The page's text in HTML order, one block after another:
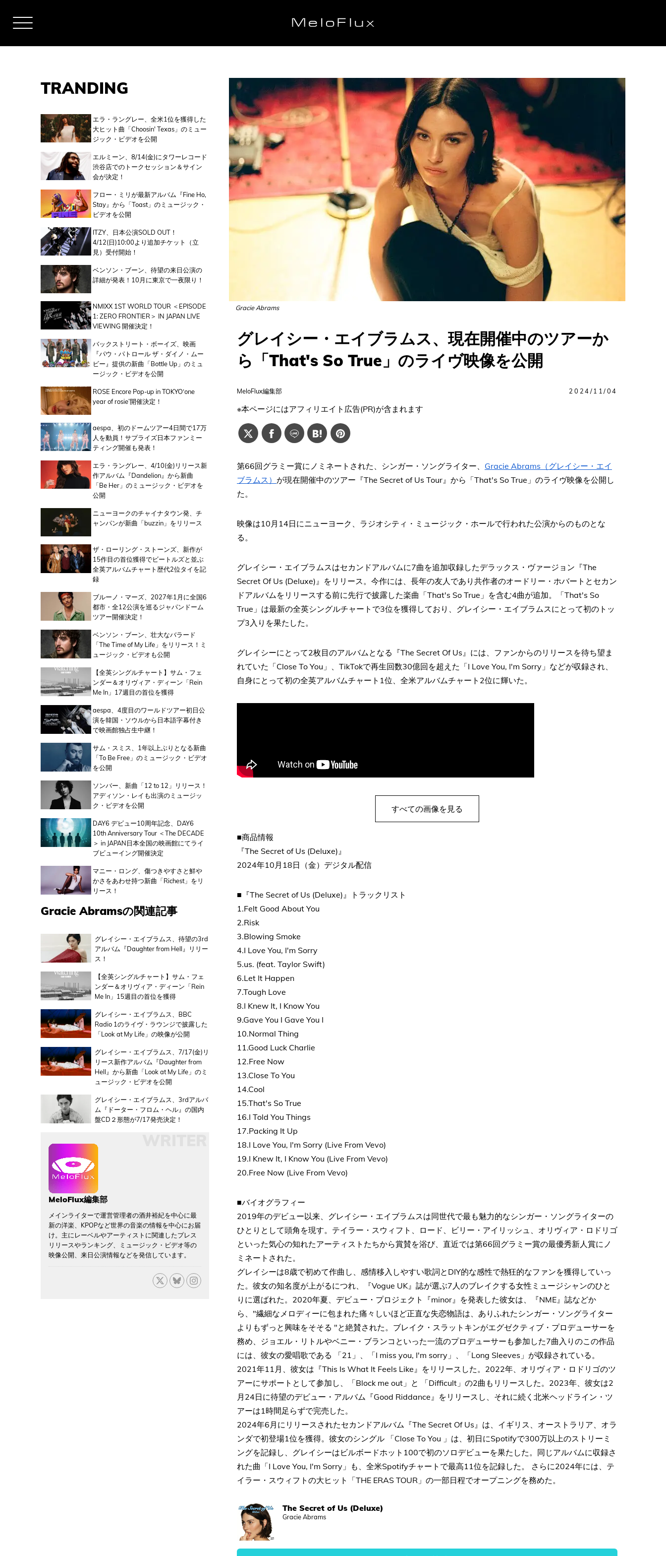
Gracie Abrams
グレイシー・エイブラムス、現在開催中のツアーか
ら「That's So True」のライヴ映像を公開
MeloFlux編集部 2024/11/04
※本ページにはアフィリエイト広告(PR)が含まれます
第66回グラミー賞にノミネートされた、シンガー・ソングライター、 Gracie Abrams（グレイシー・エイ
ブラムス） が現在開催中のツアー『The Secret of Us Tour』から「That's So True」のライヴ映像を公開し
た。
映像は10月14日にニューヨーク、ラジオシティ・ミュージック・ホールで行われた公演からのものとな
る。
グレイシー・エイブラムスはセカンドアルバムに7曲を追加収録したデラックス・ヴァージョン『The
Secret Of Us (Deluxe)』をリリース。今作には、長年の友人であり共作者のオードリー・ホバートとセカン
ドアルバムをリリースする前に先行で披露した楽曲「That's So True」を含む4曲が追加。「That's So
True」は最新の全英シングルチャートで3位を獲得しており、グレイシー・エイブラムスにとって初のトッ
プ3入りを果たした。
グレイシーにとって2枚目のアルバムとなる『The Secret Of Us』には、ファンからのリリースを待ち望ま
れていた「Close To You」、TikTokで再生回数30億回を超えた「I Love You, I'm Sorry」などが収録され、
自身にとって初の全英アルバムチャート1位、全米アルバムチャート2位に輝いた。
すべての画像を見る
■商品情報
『The Secret of Us (Deluxe)』
2024年10月18日（金）デジタル配信
■『The Secret of Us (Deluxe)』トラックリスト
1.Felt Good About You
2.Risk
3.Blowing Smoke
4.I Love You, I'm Sorry
5.us. (feat. Taylor Swift)
6.Let It Happen
7.Tough Love
8.I Knew It, I Know You
9.Gave You I Gave You I
10.Normal Thing
11.Good Luck Charlie
12.Free Now
13.Close To You
14.Cool
15.That's So True
16.I Told You Things
17.Packing It Up
18.I Love You, I'm Sorry (Live From Vevo)
19.I Knew It, I Know You (Live From Vevo)
20.Free Now (Live From Vevo)
■バイオグラフィー
2019年のデビュー以来、グレイシー・エイブラムスは同世代で最も魅力的なシンガー・ソングライターの
ひとりとして頭角を現す。テイラー・スウィフト、ロード、ビリー・アイリッシュ、オリヴィア・ロドリゴ
といった気心の知れたアーティストたちから賞賛を浴び、直近では第66回グラミー賞の最優秀新人賞にノ
ミネートされた。
グレイシーは8歳で初めて作曲し、感情移入しやすい歌詞とDIY的な感性で熱狂的なファンを獲得していっ
た。彼女の知名度が上がるにつれ、『Vogue UK』誌が選ぶ7人のブレイクする女性ミュージシャンのひと
りに選ばれた。2020年夏、デビュー・プロジェクト『minor』を発表した彼女は、『NME』誌などか
ら、"繊細なメロディーに包まれた痛々しいほど正直な失恋物語は、ありふれたシンガー・ソングライター
よりもずっと興味をそそる "と絶賛された。ブレイク・スラットキンがエグゼクティブ・プロデューサーを
務め、ジョエル・リトルやベニー・ブランコといった一流のプロデューサーも参加した7曲入りのこの作品
には、彼女の愛唱歌である 「21」、「I miss you, I'm sorry」、「Long Sleeves」が収録されている。
2021年11月、彼女は『This Is What It Feels Like』をリリースした。2022年、オリヴィア・ロドリゴのツ
アーにサポートとして参加し、「Block me out」と 「Difficult」の2曲もリリースした。2023年、彼女は2
月24日に待望のデビュー・アルバム『Good Riddance』をリリースし、それに続く北米ヘッドライン・ツ
アーは1時間足らずで完売した。
2024年6月にリリースされたセカンドアルバム『The Secret Of Us』は、イギリス、オーストラリア、オラ
ンダで初登場1位を獲得。彼女のシングル 「Close To You 」は、初日にSpotifyで300万以上のストリーミ
ングを記録し、グレイシーはビルボードホット100で初のソロデビューを果たした。同じアルバムに収録さ
れた曲「I Love You, I'm Sorry」も、全米Spotifyチャートで最高11位を記録した。 さらに2024年には、テ
イラー・スウィフトの大ヒット「THE ERAS TOUR」の一部日程でオープニングを務めた。
The Secret of Us (Deluxe)
Gracie Abrams
TRANDING
エラ・ラングレー、全米1位を獲得した
大ヒット曲「Choosin' Texas」のミュー
ジック・ビデオを公開
エルミーン、8/14(金)にタワーレコード
渋谷店でのトークセッション＆サイン
会が決定！
フロー・ミリが最新アルバム『Fine Ho,
Stay』から「Toast」のミュージック・
ビデオを公開
ITZY、日本公演SOLD OUT！
4/12(日)10:00より追加チケット（立
見）受付開始！
ベンソン・ブーン、待望の来日公演の
詳細が発表！10月に東京で一夜限り！
NMIXX 1ST WORLD TOUR ＜EPISODE
1: ZERO FRONTIER＞ IN JAPAN LIVE
VIEWING 開催決定！
バックストリート・ボーイズ、映画
『パウ・パトロール ザ・ダイノ・ムー
ビー』提供の新曲「Bottle Up」のミュ
ージック・ビデオを公開
ROSE Encore Pop-up in TOKYO‘one
year of rosie’開催決定！
aespa、初のドームツアー4日間で17万
人を動員！サプライズ日本ファンミー
ティング開催も発表！
エラ・ラングレー、4/10(金)リリース新
作アルバム『Dandelion』から新曲
「Be Her」のミュージック・ビデオを
公開
ニューヨークのチャイナタウン発、チ
ャンパンが新曲「buzzin」をリリース
ザ・ローリング・ストーンズ、新作が
15作目の首位獲得でビートルズと並ぶ
全英アルバムチャート歴代2位タイを記
録
ブルーノ・マーズ、2027年1月に全国6
都市・全12公演を巡るジャパンドーム
ツアー開催決定！
ベンソン・ブーン、壮大なバラード
「The Time of My Life」をリリース！ミ
ュージック・ビデオも公開
【全英シングルチャート】サム・フェ
ンダー＆オリヴィア・ディーン「Rein
Me In」17週目の首位を獲得
aespa、4度目のワールドツアー初日公
演を韓国・ソウルから日本語字幕付き
で映画館独占生中継！
サム・スミス、1年以上ぶりとなる新曲
「To Be Free」のミュージック・ビデオ
を公開
ソンバー、新曲「12 to 12」リリース！
アディソン・レイも出演のミュージッ
ク・ビデオを公開
DAY6 デビュー10周年記念、DAY6
10th Anniversary Tour ＜The DECADE
＞ in JAPAN日本全国の映画館にてライ
ブビューイング開催決定
マニー・ロング、傷つきやすさと鮮や
かさをあわせ持つ新曲「Richest」をリ
リース！
Gracie Abramsの関連記事
グレイシー・エイブラムス、待望の3rd
アルバム『Daughter from Hell』リリー
ス！
【全英シングルチャート】サム・フェ
ンダー＆オリヴィア・ディーン「Rein
Me In」15週目の首位を獲得
グレイシー・エイブラムス、BBC
Radio 1のライヴ・ラウンジで披露した
「Look at My Life」の映像が公開
グレイシー・エイブラムス、7/17(金)リ
リース新作アルバム『Daughter from
Hell』から新曲「Look at My Life」のミ
ュージック・ビデオを公開
グレイシー・エイブラムス、3rdアルバ
ム『ドーター・フロム・ヘル』の国内
盤CD２形態が7/17発売決定！
MeloFlux編集部
メインライターで運営管理者の酒井裕紀を中心に最
新の洋楽、KPOPなど世界の音楽の情報を中心にお届
け。主にレーベルやアーティストに関連したプレス
リリースやランキング、ミュージック・ビデオ等の
映像公開、来日公演情報などを発信しています。